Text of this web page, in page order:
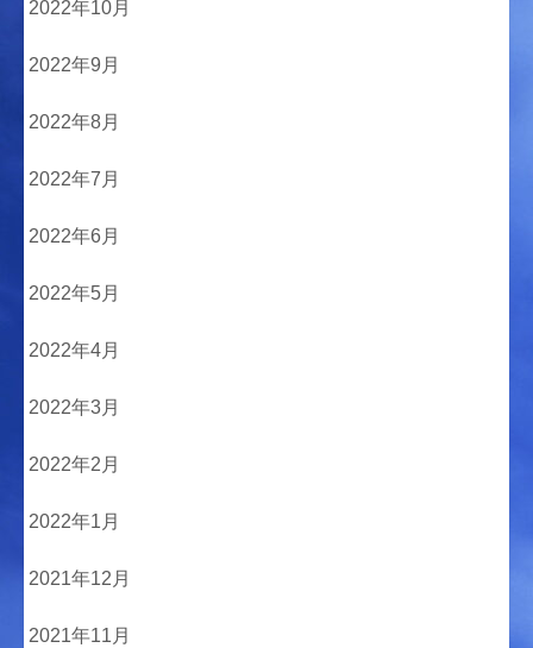
2022年10月
2022年9月
2022年8月
2022年7月
2022年6月
2022年5月
2022年4月
2022年3月
2022年2月
2022年1月
2021年12月
2021年11月